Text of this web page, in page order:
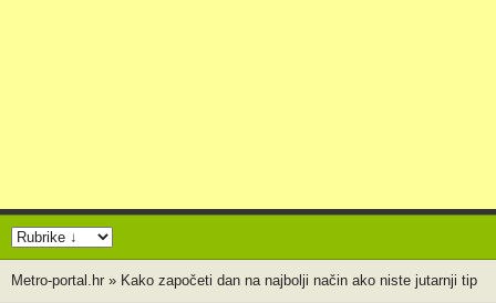
Metro-portal.hr » Kako započeti dan na najbolji način ako niste jutarnji tip